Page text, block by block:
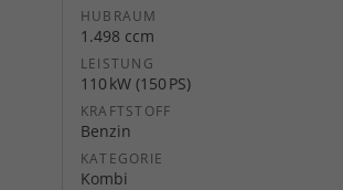
HUBRAUM
1.498 ccm
LEISTUNG
110 kW (150 PS)
KRAFTSTOFF
Benzin
KATEGORIE
Kombi